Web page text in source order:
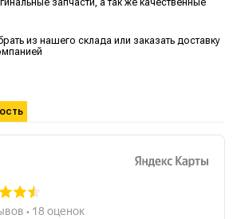
запчасти, а так же качественные
из нашего склада или заказать доставку